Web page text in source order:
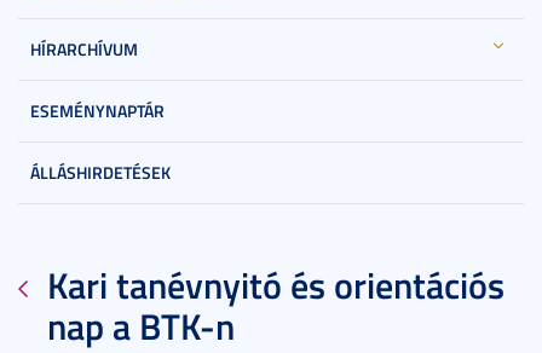
HÍRARCHÍVUM
ESEMÉNYNAPTÁR
ÁLLÁSHIRDETÉSEK
Kari tanévnyitó és orientációs
nap a BTK-n